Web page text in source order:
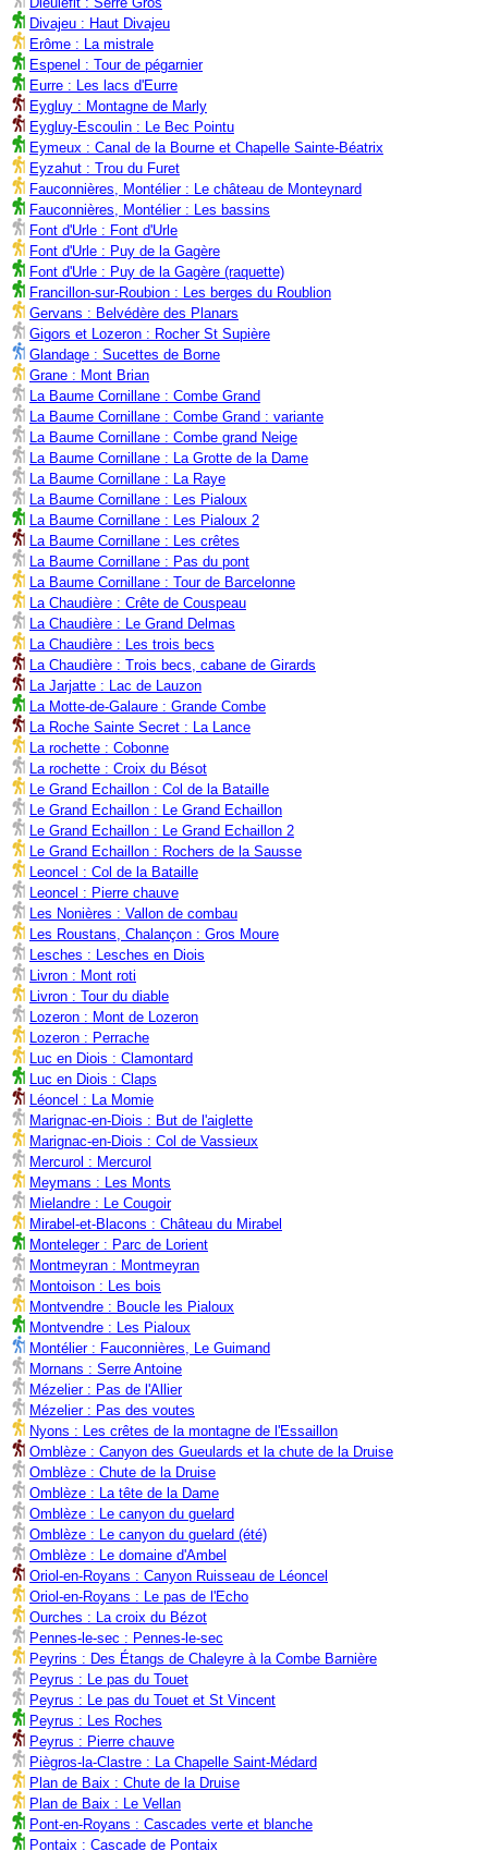
Divajeu : Haut Divajeu
Erôme : La mistrale
Espenel : Tour de pégarnier
Eurre : Les lacs d'Eurre
Eygluy : Montagne de Marly
Eygluy-Escoulin : Le Bec Pointu
Eymeux : Canal de la Bourne et Chapelle Sainte-Béatrix
Eyzahut : Trou du Furet
Fauconnières, Montélier : Le château de Monteynard
Fauconnières, Montélier : Les bassins
Font d'Urle : Font d'Urle
Font d'Urle : Puy de la Gagère
Font d'Urle : Puy de la Gagère (raquette)
Francillon-sur-Roubion : Les berges du Roublion
Gervans : Belvédère des Planars
Gigors et Lozeron : Rocher St Supière
Glandage : Sucettes de Borne
Grane : Mont Brian
La Baume Cornillane : Combe Grand
La Baume Cornillane : Combe Grand : variante
La Baume Cornillane : Combe grand Neige
La Baume Cornillane : La Grotte de la Dame
La Baume Cornillane : La Raye
La Baume Cornillane : Les Pialoux
La Baume Cornillane : Les Pialoux 2
La Baume Cornillane : Les crêtes
La Baume Cornillane : Pas du pont
La Baume Cornillane : Tour de Barcelonne
La Chaudière : Crête de Couspeau
La Chaudière : Le Grand Delmas
La Chaudière : Les trois becs
La Chaudière : Trois becs, cabane de Girards
La Jarjatte : Lac de Lauzon
La Motte-de-Galaure : Grande Combe
La Roche Sainte Secret : La Lance
La rochette : Cobonne
La rochette : Croix du Bésot
Le Grand Echaillon : Col de la Bataille
Le Grand Echaillon : Le Grand Echaillon
Le Grand Echaillon : Le Grand Echaillon 2
Le Grand Echaillon : Rochers de la Sausse
Leoncel : Col de la Bataille
Leoncel : Pierre chauve
Les Nonières : Vallon de combau
Les Roustans, Chalançon : Gros Moure
Lesches : Lesches en Diois
Livron : Mont roti
Livron : Tour du diable
Lozeron : Mont de Lozeron
Lozeron : Perrache
Luc en Diois : Clamontard
Luc en Diois : Claps
Léoncel : La Momie
Marignac-en-Diois : But de l'aiglette
Marignac-en-Diois : Col de Vassieux
Mercurol : Mercurol
Meymans : Les Monts
Mielandre : Le Cougoir
Mirabel-et-Blacons : Château du Mirabel
Monteleger : Parc de Lorient
Montmeyran : Montmeyran
Montoison : Les bois
Montvendre : Boucle les Pialoux
Montvendre : Les Pialoux
Montélier : Fauconnières, Le Guimand
Mornans : Serre Antoine
Mézelier : Pas de l'Allier
Mézelier : Pas des voutes
Nyons : Les crêtes de la montagne de l'Essaillon
Omblèze : Canyon des Gueulards et la chute de la Druise
Omblèze : Chute de la Druise
Omblèze : La tête de la Dame
Omblèze : Le canyon du guelard
Omblèze : Le canyon du guelard (été)
Omblèze : Le domaine d'Ambel
Oriol-en-Royans : Canyon Ruisseau de Léoncel
Oriol-en-Royans : Le pas de l'Echo
Ourches : La croix du Bézot
Pennes-le-sec : Pennes-le-sec
Peyrins : Des Étangs de Chaleyre à la Combe Barnière
Peyrus : Le pas du Touet
Peyrus : Le pas du Touet et St Vincent
Peyrus : Les Roches
Peyrus : Pierre chauve
Piègros-la-Clastre : La Chapelle Saint-Médard
Plan de Baix : Chute de la Druise
Plan de Baix : Le Vellan
Pont-en-Royans : Cascades verte et blanche
Pontaix : Cascade de Pontaix